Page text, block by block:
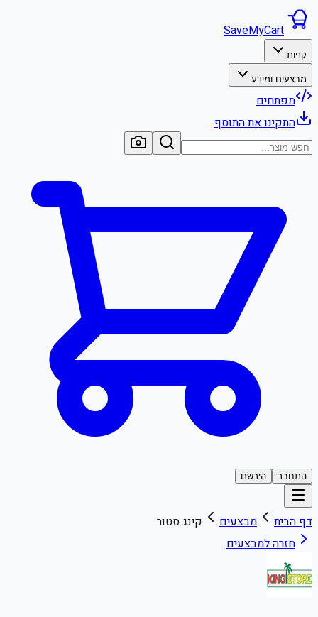
SaveMyCart
קניות
מבצעים ומידע
מפתחים
התקינו את התוסף
התחבר הירשם
דף הבית מבצעים
קינג סטור
חזרה למבצעים